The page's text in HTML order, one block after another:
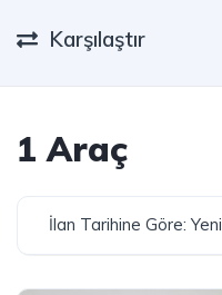
Karşılaştır
1 Araç
İlan Tarihine Göre: Yeni